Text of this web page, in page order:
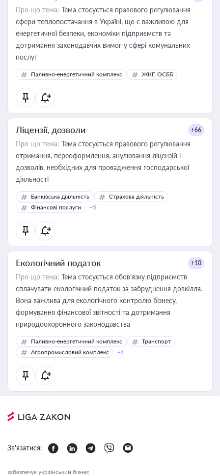
Про що тема: Тема стосується правового регулювання
сфери теплопостачання в Україні, що є важливою для
енергетичної безпеки, економіки підприємств та
дотримання законодавчих вимог у сфері комунальних
послуг
Паливно-енергетичний комплекс ЖКГ, ОСББ
Ліцензії, дозволи +66
Про що тема: Тема стосується правового регулювання
отримання, переоформлення, анулювання ліцензій і
дозволів, необхідних для провадження господарської
діяльності
Банківська діяльність
Страхова діяльність
Фінансові послуги
+5
Екологічний податок +10
Про що тема: Тема стосується обов’язку підприємств
сплачувати екологічний податок за забруднення довкілля.
Вона важлива для екологічного контролю бізнесу,
формування фінансової звітності та дотримання
природоохоронного законодавства
Паливно-енергетичний комплекс
Транспорт
Агропромисловий комплекс
+1
Зв'язатися:
забезпечує український бізнес